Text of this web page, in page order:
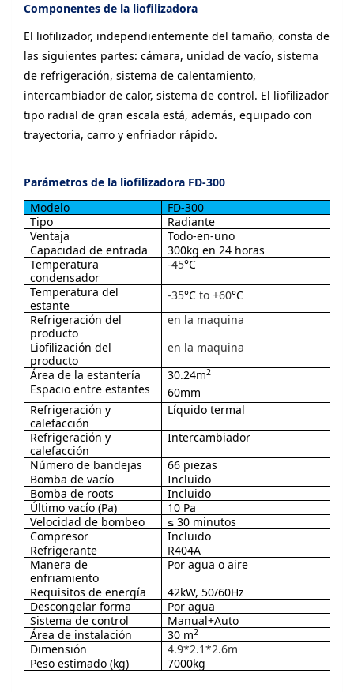
Componentes de la liofilizadora
El liofilizador, independientemente del tamaño, consta de
las siguientes partes: cámara, unidad de vacío, sistema
de refrigeración, sistema de calentamiento,
intercambiador de calor, sistema de control. El liofilizador
tipo radial de gran escala está, además, equipado con
trayectoria, carro y enfriador rápido.
Parámetros de la liofilizadora FD-300
Modelo
FD-300
Tipo
Radiante
Ventaja
Todo-en-uno
Capacidad de entrada
300kg en 24 horas
Temperatura
condensador
-45°C
Temperatura del
estante
-35°C to +60°C
Refrigeración del
producto
en la maquina
Liofilización del
producto
en la maquina
Área de la estantería
30.24m2
Espacio entre estantes
60mm
Refrigeración y
calefacción
Líquido termal
Refrigeración y
calefacción
Intercambiador
Número de bandejas
66 piezas
Bomba de vacío
Incluido
Bomba de roots
Incluido
Último vacío (Pa)
10 Pa
Velocidad de bombeo
≤ 30 minutos
Compresor
Incluido
Refrigerante
R404A
Manera de
enfriamiento
Por agua o aire
Requisitos de energía
42kW, 50/60Hz
Descongelar forma
Por agua
Sistema de control
Manual+Auto
Área de instalación
30 m2
Dimensión
4.9*2.1*2.6m
Peso estimado (kg)
7000kg